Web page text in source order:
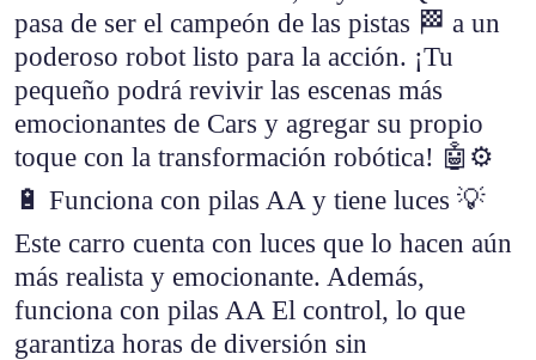
pasa de ser el campeón de las pistas 🏁 a un
poderoso robot listo para la acción. ¡Tu
pequeño podrá revivir las escenas más
emocionantes de Cars y agregar su propio
toque con la transformación robótica! 🤖⚙️
🔋 Funciona con pilas AA y tiene luces 💡
Este carro cuenta con luces que lo hacen aún
más realista y emocionante. Además,
funciona con pilas AA El control, lo que
garantiza horas de diversión sin